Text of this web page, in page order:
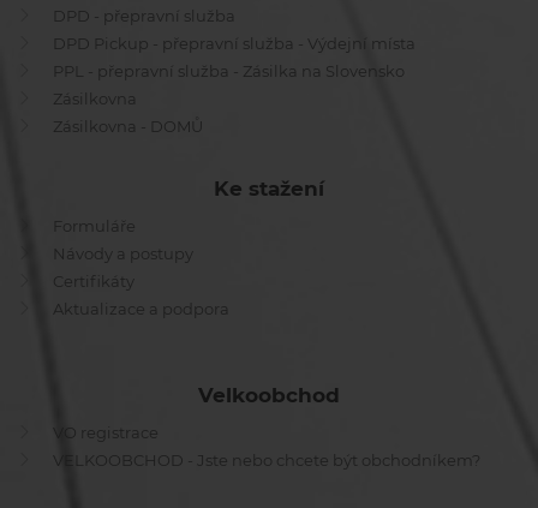
DPD - přepravní služba
DPD Pickup - přepravní služba - Výdejní místa
PPL - přepravní služba - Zásilka na Slovensko
Zásilkovna
Zásilkovna - DOMŮ
Ke stažení
Formuláře
Návody a postupy
Certifikáty
Aktualizace a podpora
Velkoobchod
VO registrace
VELKOOBCHOD - Jste nebo chcete být obchodníkem?